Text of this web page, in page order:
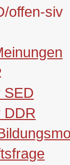
offen-siv
SED
DDR